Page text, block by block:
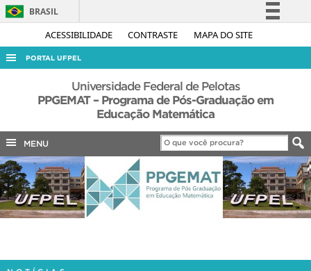
ACESSIBILIDADE CONTRASTE MAPA DO SITE
BRASIL
Simplifique!
Acesso à informação
Legislação
Canais
PORTAL UFPEL
ACESSO À INFORMAÇÃO
AUDITORIA
EDITAIS
INTERNACIONAL
Universidade Federal de Pelotas
PPGEMAT – Programa de Pós-Graduação em
Educação Matemática
MENU